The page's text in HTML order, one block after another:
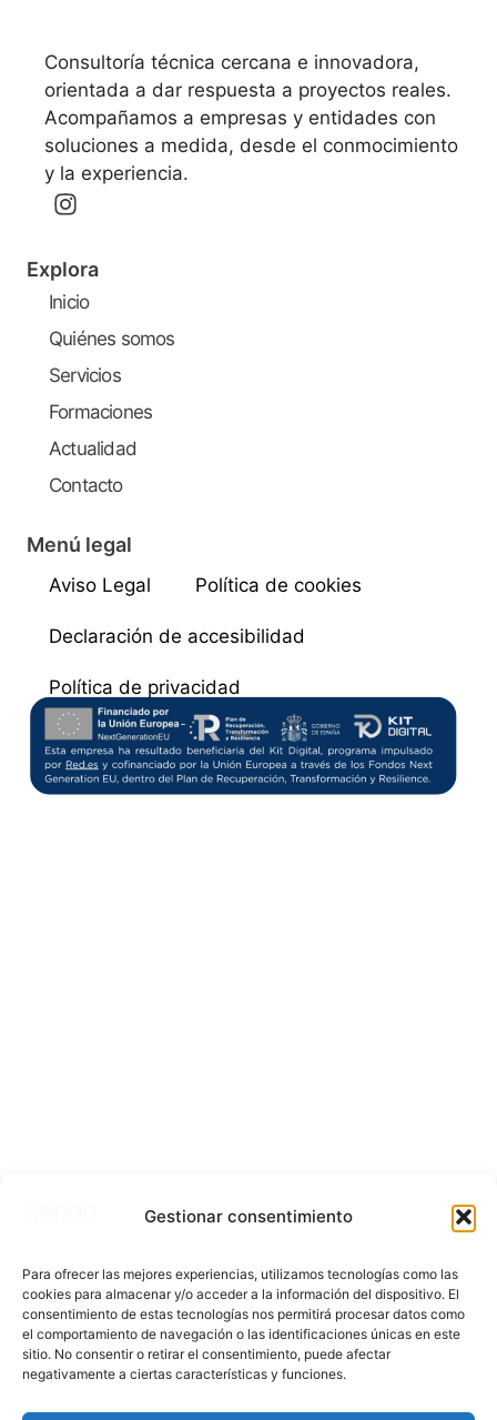
Gestionar consentimiento
Para ofrecer las mejores experiencias, utilizamos tecnologías como las
cookies para almacenar y/o acceder a la información del dispositivo. El
consentimiento de estas tecnologías nos permitirá procesar datos como
el comportamiento de navegación o las identificaciones únicas en este
sitio. No consentir o retirar el consentimiento, puede afectar
negativamente a ciertas características y funciones.
Consultoría técnica cercana e innovadora,
orientada a dar respuesta a proyectos reales.
Acompañamos a empresas y entidades con
soluciones a medida, desde el conmocimiento
y la experiencia.
Explora
Inicio
Quiénes somos
Servicios
Formaciones
Actualidad
Contacto
Menú legal
Aviso Legal Política de cookies
Declaración de accesibilidad
Política de privacidad